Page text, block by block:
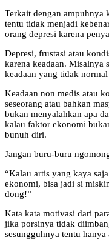
Terkait dengan ampuhnya
tentu tidak menjadi
orang depresi karena
Depresi, frustasi atau
karena keadaan. Misalnya
keadaan yang tidak
Keadaan non medis atau
seseorang atau bahkan
bukan menyalahkan apa
kalau faktor ekonomi
bunuh diri.
Jangan buru-buru
“Kalau artis yang kaya
ekonomi, bisa jadi si
dong!”
Kata kata motivasi dari
jika porsinya tidak
sesungguhnya tentu